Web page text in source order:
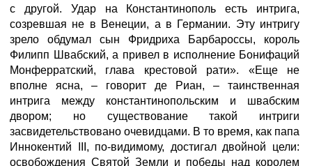
с другой. Удар на Константинополь есть интрига,
созревшая не в Венеции, а в Германии. Эту интригу
зрело обдумал сын Фридриха Барбароссы, король
Филипп Швабский, а привел в исполнение Бонифаций
Монферратский, глава крестовой рати». «Еще не
вполне ясна, – говорит де Риан, – таинственная
интрига между константинопольским и швабским
двором; но существование такой интриги
засвидетельствовано очевидцами. В то время, как папа
Иннокентий III, по-видимому, достигал двойной цели:
освобождения Святой Земли и победы над королем